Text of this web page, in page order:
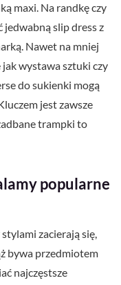
maxi. Na randkę czy
jedwabną slip dress z
Nawet na mniej
wystawa sztuki czy
do sukienki mogą
jest zawsze
trampki to
popularne
zacierają się,
bywa przedmiotem
najczęstsze